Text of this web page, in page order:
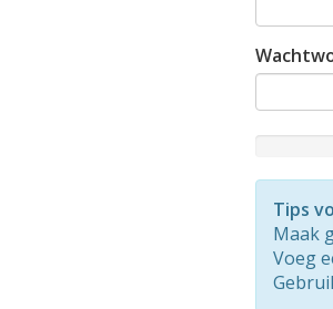
Rating:
Tips
Maak
Voeg